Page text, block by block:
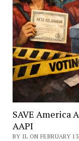
SAVE America
AAPI
BY IL ON FEBRUARY